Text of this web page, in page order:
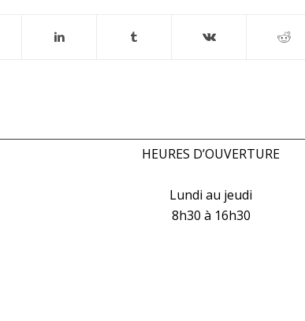
HEURES D’OUVERTURE
Lundi au jeudi
8h30 à 16h30